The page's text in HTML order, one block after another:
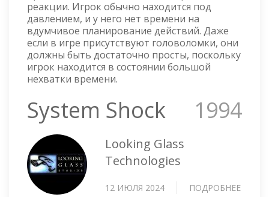
реакции. Игрок обычно находится под
давлением, и у него нет времени на
вдумчивое планирование действий. Даже
если в игре присутствуют головоломки, они
должны быть достаточно просты, поскольку
игрок находится в состоянии большой
нехватки времени.
System Shock 1994
Looking Glass
Technologies
12 ИЮЛЯ 2024 ПОДРОБНЕЕ